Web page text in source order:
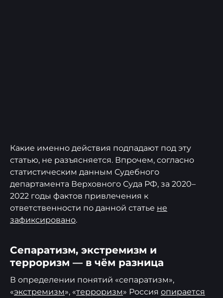
Какие именно действия подпадают под эту
статью, не разъясняется. Впрочем, согласно
статистическим данным Судебного
департамента Верховного Суда РФ, за 2020–
2022 годы фактов привлечения к
ответственности по данной статье не
зафиксировано.
Сепаратизм, экстремизм и
терроризм — в чём разница
В определении понятий «сепаратизм»,
«экстремизм», «терроризм» Россия опирается